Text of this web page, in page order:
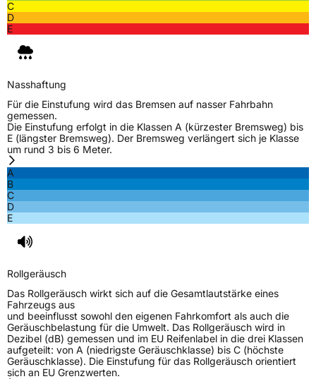
C
D
E
Nasshaftung
Für die Einstufung wird das Bremsen auf nasser Fahrbahn
gemessen.
Die Einstufung erfolgt in die Klassen A (kürzester Bremsweg) bis
E (längster Bremsweg). Der Bremsweg verlängert sich je Klasse
um rund 3 bis 6 Meter.
A
B
C
D
E
Rollgeräusch
Das Rollgeräusch wirkt sich auf die Gesamtlautstärke eines
Fahrzeugs aus
und beeinflusst sowohl den eigenen Fahrkomfort als auch die
Geräuschbelastung für die Umwelt. Das Rollgeräusch wird in
Dezibel (dB) gemessen und im EU Reifenlabel in die drei Klassen
aufgeteilt: von A (niedrigste Geräuschklasse) bis C (höchste
Geräuschklasse). Die Einstufung für das Rollgeräusch orientiert
sich an EU Grenzwerten.